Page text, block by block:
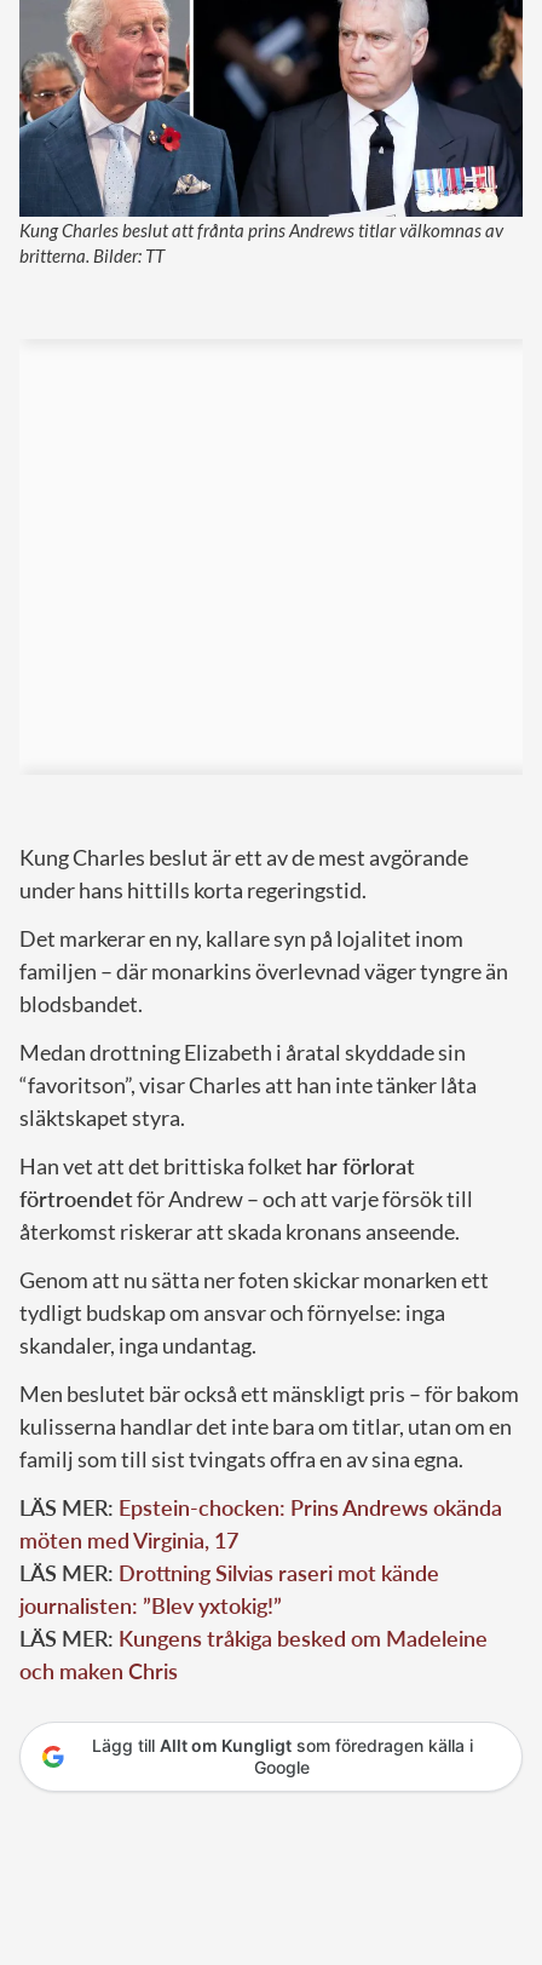
Kung Charles beslut att frånta prins Andrews titlar välkomnas av
britterna. Bilder: TT
Kung Charles beslut är ett av de mest avgörande
under hans hittills korta regeringstid.
Det markerar en ny, kallare syn på lojalitet inom
familjen – där monarkins överlevnad väger tyngre än
blodsbandet.
Medan drottning Elizabeth i åratal skyddade sin
“favoritson”, visar Charles att han inte tänker låta
släktskapet styra.
Han vet att det brittiska folket har förlorat
förtroendetför Andrew – och att varje försök till
återkomst riskerar att skada kronans anseende.
Genom att nu sätta ner foten skickar monarken ett
tydligt budskap om ansvar och förnyelse: inga
skandaler, inga undantag.
Men beslutet bär också ett mänskligt pris – för bakom
kulisserna handlar det inte bara om titlar, utan om en
familj som till sist tvingats offra en av sina egna.
LÄS MER: Epstein-chocken: Prins Andrews okända
möten med Virginia, 17
LÄS MER: Drottning Silvias raseri mot kände
journalisten: ”Blev yxtokig!”
LÄS MER: Kungens tråkiga besked om Madeleine
och maken Chris
Lägg till Allt om Kungligtsom föredragen källa i
Google